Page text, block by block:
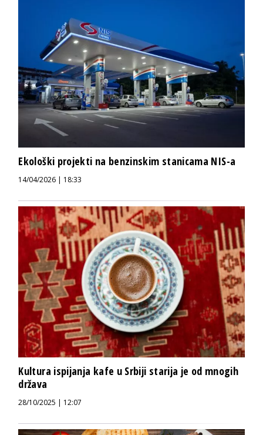
Ekološki projekti na benzinskim stanicama NIS-a
14/04/2026 | 18:33
Kultura ispijanja kafe u Srbiji starija je od mnogih
država
28/10/2025 | 12:07